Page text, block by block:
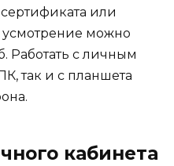
или
усмотрение можно
Работать с личным
так и с планшета
кабинета